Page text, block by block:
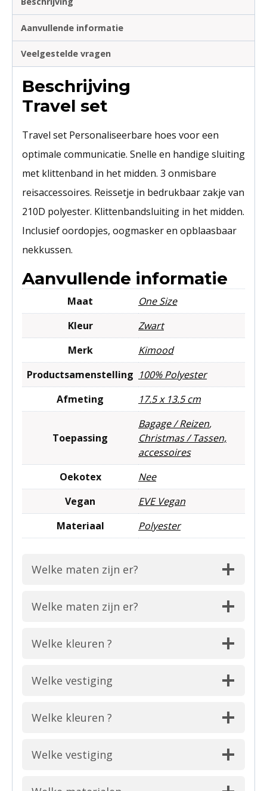
Aanvullende informatie
Veelgestelde vragen
Beschrijving
Travel set
Travel set Personaliseerbare hoes voor een
optimale communicatie. Snelle en handige sluiting
met klittenband in het midden. 3 onmisbare
reisaccessoires. Reissetje in bedrukbaar zakje van
210D polyester. Klittenbandsluiting in het midden.
Inclusief oordopjes, oogmasker en opblaasbaar
nekkussen.
Aanvullende informatie
Maat
One Size
Kleur
Zwart
Merk
Kimood
Productsamenstelling 100% Polyester
Afmeting
17.5 x 13.5 cm
Toepassing
Bagage / Reizen,
Christmas / Tassen,
accessoires
Oekotex
Nee
Vegan
EVE Vegan
Materiaal
Polyester
Welke maten zijn er?
Welke maten zijn er?
Welke kleuren ?
Welke vestiging
Welke kleuren ?
Welke vestiging